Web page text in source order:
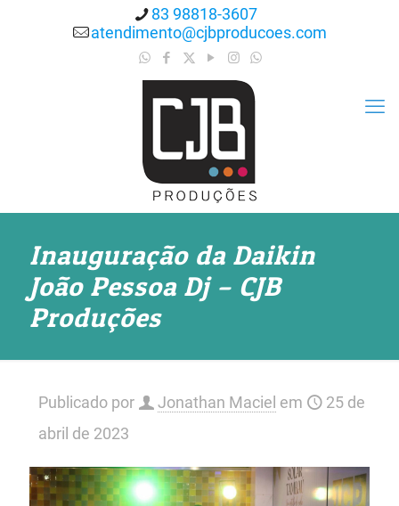
83 98818-3607
atendimento@cjbproducoes.com
Inauguração da Daikin
João Pessoa Dj – CJB
Produções
Publicado por Jonathan Maciel em
25 de
abril de 2023